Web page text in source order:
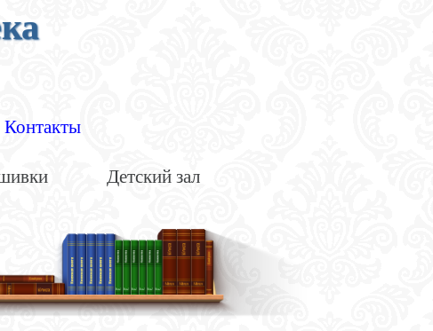
Контакты
Детский зал